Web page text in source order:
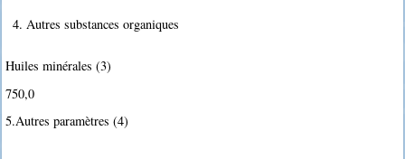
4. Autres substances organiques
Huiles minérales (3)
750,0
5.Autres paramètres (4)